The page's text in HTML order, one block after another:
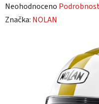
Průměrné
hodnocení
Neohodnoceno
Značka: NOLAN